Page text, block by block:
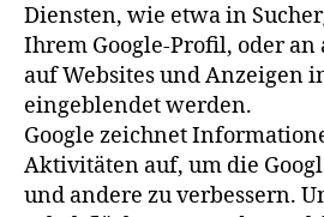
Diensten, wie etwa in
Ihrem Google-Profil, oder
auf Websites und Anzeigen
eingeblendet werden.
Google zeichnet
Aktivitäten auf, um die
und andere zu verbessern.